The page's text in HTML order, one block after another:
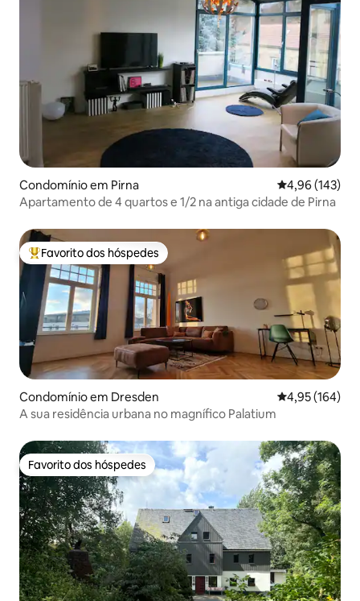
Condomínio em Pirna Classificação
4,96 (143)
Apartamento de 4 quartos e 1/2 na antiga cidade de Pirna
Favoritos dos hóspedes mais apreciados
Favorito dos hóspedes
Condomínio em Dresden Classificação
4,95 (164)
A sua residência urbana no magnífico Palatium
Favorito dos hóspedes
Favorito dos hóspedes